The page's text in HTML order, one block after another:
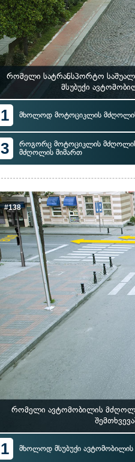
რომელი სატრანსპორტო
მსუბუქი
1 მხოლოდ მოტოციკლის
3
როგორც მოტოციკლის მძღოლის,
მძღოლის მიმართ
#138
რომელი ავტომობილის მძღოლი
1 მხოლოდ მსუბუქი